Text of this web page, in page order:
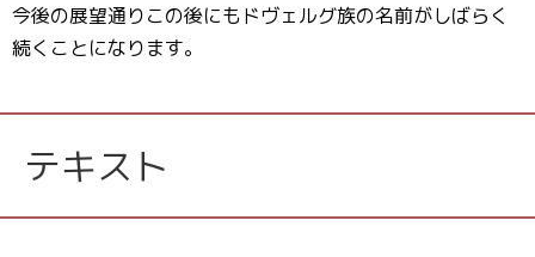
今後の展望通りこの後にもドヴェルグ族の名前がしばらく
続くことになります。
テキスト